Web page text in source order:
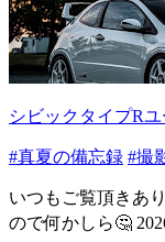
シビックタイプRユ
#真夏の備忘録 #撮
いつもご覧頂きあ
ので何かしら🤔